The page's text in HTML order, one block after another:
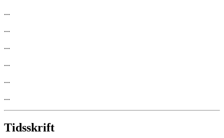
...
...
...
...
...
...
Tidsskrift